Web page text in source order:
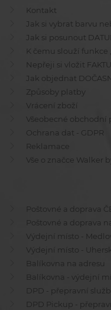
Kontakt
Jak si vybrat barvu
Jak si posunout
K čemu slouží funkce
Nepřeji si vložit
Jak objednat
Způsoby platby
Vrácení zboží
Všeobecné
Ochrana dat - GDPR
Reklamace
Vše o značce Walker
Poštovné a doprava
Poštovné a doprava
Výdejní místo -
Výdejní místo -
Balíkovna na adresu
Balíkovna - výdejní
DPD - přepravní
DPD Pickup -